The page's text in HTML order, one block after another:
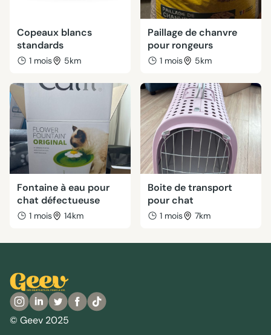
Copeaux blancs
standards
1 mois 5km
Paillage de chanvre
pour rongeurs
1 mois 5km
Fontaine à eau pour
chat défectueuse
1 mois 14km
Boite de transport
pour chat
1 mois 7km
© Geev 2025